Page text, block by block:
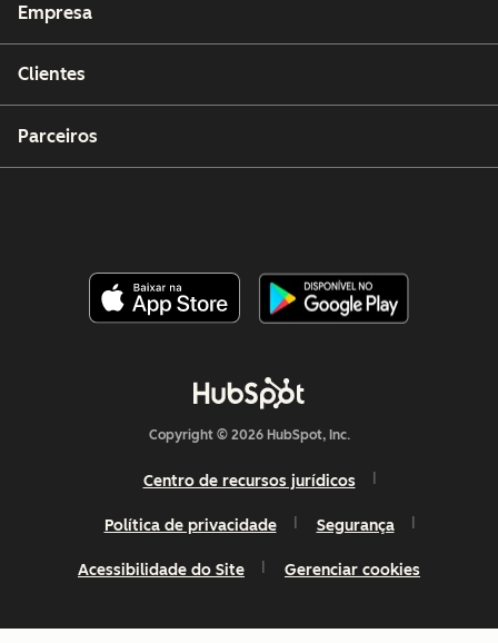
Empresa
Clientes
Parceiros
Copyright © 2026 HubSpot, Inc.
Centro de recursos jurídicos
Política de privacidade Segurança
Acessibilidade do Site Gerenciar cookies